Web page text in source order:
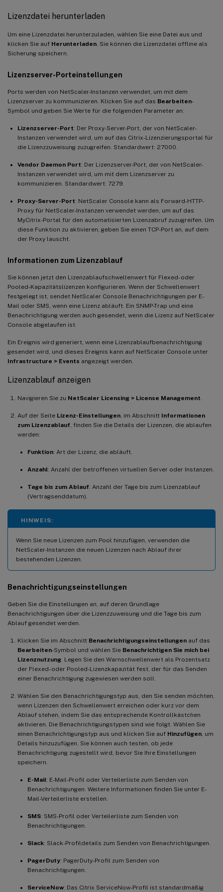
Lizenzdatei herunterladen
Um eine Lizenzdatei herunterzuladen, wählen Sie eine Datei aus und
klicken Sie auf Herunterladen. Sie können die Lizenzdatei offline als
Sicherung speichern.
Lizenzserver-Porteinstellungen
Ports werden von NetScaler-Instanzen verwendet, um mit dem
Lizenzserver zu kommunizieren. Klicken Sie auf das Bearbeiten-
Symbol und geben Sie Werte für die folgenden Parameter an:
Lizenzserver-Port: Der Proxy-Server-Port, der von NetScaler-
Instanzen verwendet wird, um auf das Citrix-Lizenzierungsportal für
die Lizenzzuweisung zuzugreifen. Standardwert: 27000.
Vendor Daemon Port: Der Lizenzserver-Port, der von NetScaler-
Instanzen verwendet wird, um mit dem Lizenzserver zu
kommunizieren. Standardwert: 7279.
Proxy-Server-Port: NetScaler Console kann als Forward-HTTP-
Proxy für NetScaler-Instanzen verwendet werden, um auf das
MyCitrix-Portal für den automatisierten Lizenzabruf zuzugreifen. Um
diese Funktion zu aktivieren, geben Sie einen TCP-Port an, auf dem
der Proxy lauscht.
Informationen zum Lizenzablauf
Sie können jetzt den Lizenzablaufschwellenwert für Flexed- oder
Pooled-Kapazitätslizenzen konfigurieren. Wenn der Schwellenwert
festgelegt ist, sendet NetScaler Console Benachrichtigungen per E-
Mail oder SMS, wenn eine Lizenz abläuft. Ein SNMP-Trap und eine
Benachrichtigung werden auch gesendet, wenn die Lizenz auf NetScaler
Console abgelaufen ist.
Ein Ereignis wird generiert, wenn eine Lizenzablaufbenachrichtigung
gesendet wird, und dieses Ereignis kann auf NetScaler Console unter
Infrastructure > Events angezeigt werden.
Lizenzablauf anzeigen
Navigieren Sie zu NetScaler Licensing > License Management.
Auf der Seite Lizenz-Einstellungen, im Abschnitt Informationen
zum Lizenzablauf, finden Sie die Details der Lizenzen, die ablaufen
werden:
Funktion: Art der Lizenz, die abläuft.
Anzahl: Anzahl der betroffenen virtuellen Server oder Instanzen.
Tage bis zum Ablauf: Anzahl der Tage bis zum Lizenzablauf
(Vertragsenddatum).
HINWEIS:
Wenn Sie neue Lizenzen zum Pool hinzufügen, verwenden die
NetScaler-Instanzen die neuen Lizenzen nach Ablauf ihrer
bestehenden Lizenzen.
Benachrichtigungseinstellungen
Geben Sie die Einstellungen an, auf deren Grundlage
Benachrichtigungen über die Lizenzzuweisung und die Tage bis zum
Ablauf gesendet werden.
Klicken Sie im Abschnitt Benachrichtigungseinstellungen auf das
Bearbeiten-Symbol und wählen Sie Benachrichtigen Sie mich bei
Lizenznutzung. Legen Sie den Warnschwellenwert als Prozentsatz
der Flexed- oder Pooled-Lizenzkapazität fest, der für das Senden
einer Benachrichtigung zugewiesen werden soll.
Wählen Sie den Benachrichtigungstyp aus, den Sie senden möchten,
wenn Lizenzen den Schwellenwert erreichen oder kurz vor dem
Ablauf stehen, indem Sie das entsprechende Kontrollkästchen
aktivieren. Die Benachrichtigungstypen sind wie folgt. Wählen Sie
einen Benachrichtigungstyp aus und klicken Sie auf Hinzufügen, um
Details hinzuzufügen. Sie können auch testen, ob jede
Benachrichtigung zugestellt wird, bevor Sie Ihre Einstellungen
speichern.
E-Mail: E-Mail-Profil oder Verteilerliste zum Senden von
Benachrichtigungen. Weitere Informationen finden Sie unter E-
Mail-Verteilerliste erstellen.
SMS: SMS-Profil oder Verteilerliste zum Senden von
Benachrichtigungen.
Slack: Slack-Profildetails zum Senden von Benachrichtigungen.
PagerDuty: PagerDuty-Profil zum Senden von
Benachrichtigungen.
ServiceNow: Das Citrix ServiceNow-Profil ist standardmäßig